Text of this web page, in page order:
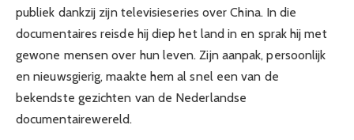
publiek dankzij zijn televisieseries over China. In die
documentaires reisde hij diep het land in en sprak hij met
gewone mensen over hun leven. Zijn aanpak, persoonlijk
en nieuwsgierig, maakte hem al snel een van de
bekendste gezichten van de Nederlandse
documentairewereld.